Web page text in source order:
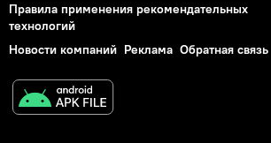
Правила применения рекомендательных
технологий
Новости компаний Реклама Обратная связь